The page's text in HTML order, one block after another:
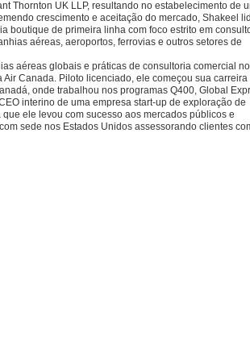
Thornton UK LLP, resultando no estabelecimento de
crescimento e aceitação do mercado, Shakeel
boutique de primeira linha com foco estrito em
aéreas, aeroportos, ferrovias e outros setores de
aéreas globais e práticas de consultoria comercial no
Canada. Piloto licenciado, ele começou sua carreira
onde trabalhou nos programas Q400, Global
interino de uma empresa start-up de exploração de
ele levou com sucesso aos mercados públicos e
sede nos Estados Unidos assessorando clientes